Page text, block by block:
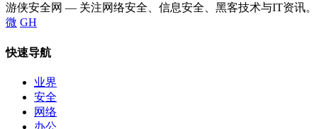
游侠安全网 — 关注网络安全、信息安全、黑客技术与IT资讯。
微 GH
快速导航
业界
安全
网络
办公